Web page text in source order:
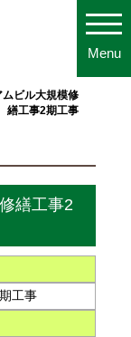
Menu
ビル大規模修
繕工事2期工事
繕工事2
工事